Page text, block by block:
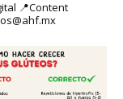
📍Content